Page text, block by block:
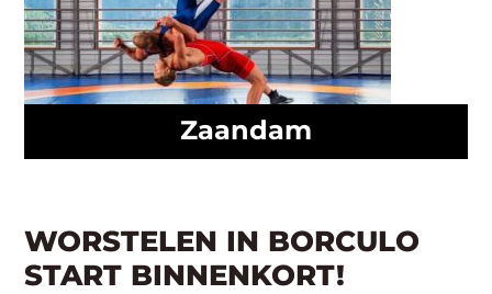
Zaandam
WORSTELEN IN BORCULO
START BINNENKORT!